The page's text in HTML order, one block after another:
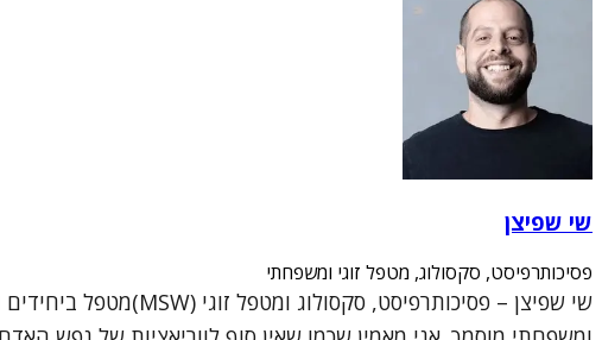
שי שפיצן
פסיכותרפיסט, סקסולוג, מטפל זוגי ומשפחתי